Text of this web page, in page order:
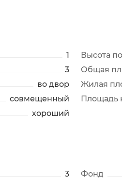
1
3
во двор
совмещенный
хороший
Высота
Общая
Жилая
Площадь
3 Фонд